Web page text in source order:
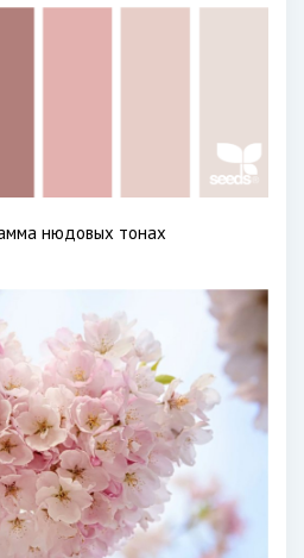
нюдовых тонах